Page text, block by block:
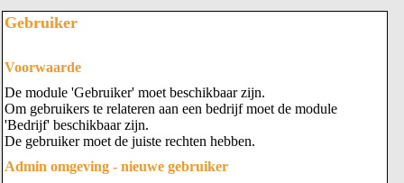
Gebruiker
Voorwaarde
De module 'Gebruiker' moet beschikbaar zijn.
Om gebruikers te relateren aan een bedrijf moet de module
'Bedrijf' beschikbaar zijn.
De gebruiker moet de juiste rechten hebben.
Admin omgeving - nieuwe gebruiker